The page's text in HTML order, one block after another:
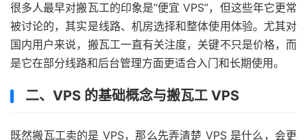
很多人最早对搬瓦工的印象是“便宜 VPS”，但这些年它更常
被讨论的，其实是线路、机房选择和整体使用体验。尤其对
国内用户来说，搬瓦工一直有关注度，关键不只是价格，而
是它在部分线路和后台管理方面更适合入门和长期使用。
二、VPS 的基础概念与搬瓦工 VPS
既然搬瓦工卖的是 VPS，那么先弄清楚 VPS 是什么，会更